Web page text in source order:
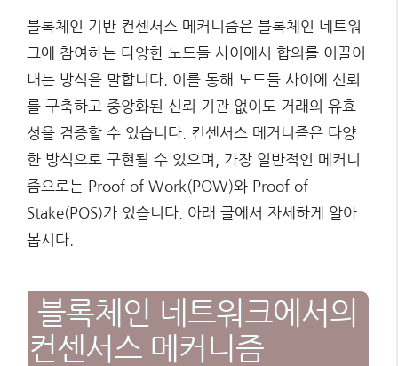
블록체인 기반 컨센서스 메커니즘은 블록체인 네트워
크에 참여하는 다양한 노드들 사이에서 합의를 이끌어
내는 방식을 말합니다. 이를 통해 노드들 사이에 신뢰
를 구축하고 중앙화된 신뢰 기관 없이도 거래의 유효
성을 검증할 수 있습니다. 컨센서스 메커니즘은 다양
한 방식으로 구현될 수 있으며, 가장 일반적인 메커니
즘으로는 Proof of Work(POW)와 Proof of
Stake(POS)가 있습니다. 아래 글에서 자세하게 알아
봅시다.
블록체인 네트워크에서의
컨센서스 메커니즘